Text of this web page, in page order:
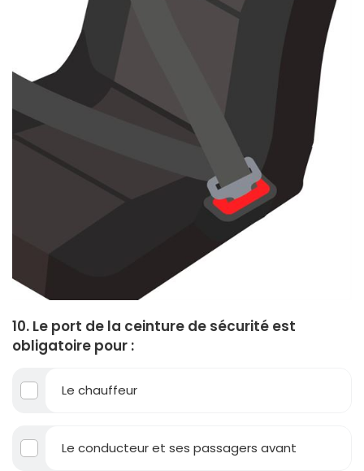
10. Le port de la ceinture de sécurité est
obligatoire pour :
Le chauffeur
Le conducteur et ses passagers avant